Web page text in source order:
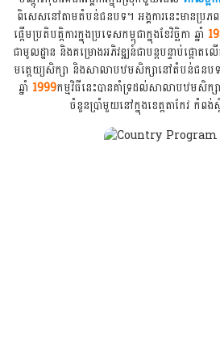
ពិសេសនៅតាមតំបន់ជនបទ។ អង្គការនេះមានប្រ
ផ្តើមប្រតិបត្តិការក្នុងប្រទេសកម្ពុជាក្នុងខែវិច្ឆិកា ឆ្នាំ
ជាមូលដ្ឋាន និងគម្រោងអភិវឌ្ឍន៍ជាបន្តបន្ទាប់ផ្តោ
មត្តេយ្យសិក្សា និងសាលាបឋមសិក្សានៅតំបន់ជនប
ឆ្នាំ 1999កម្មវិធីនេះបានគាំទ្រដល់សាលាបឋមសិក្
ចំនួនប្រាំមួយនៅក្នុងខេត្តតាកែវ កំព